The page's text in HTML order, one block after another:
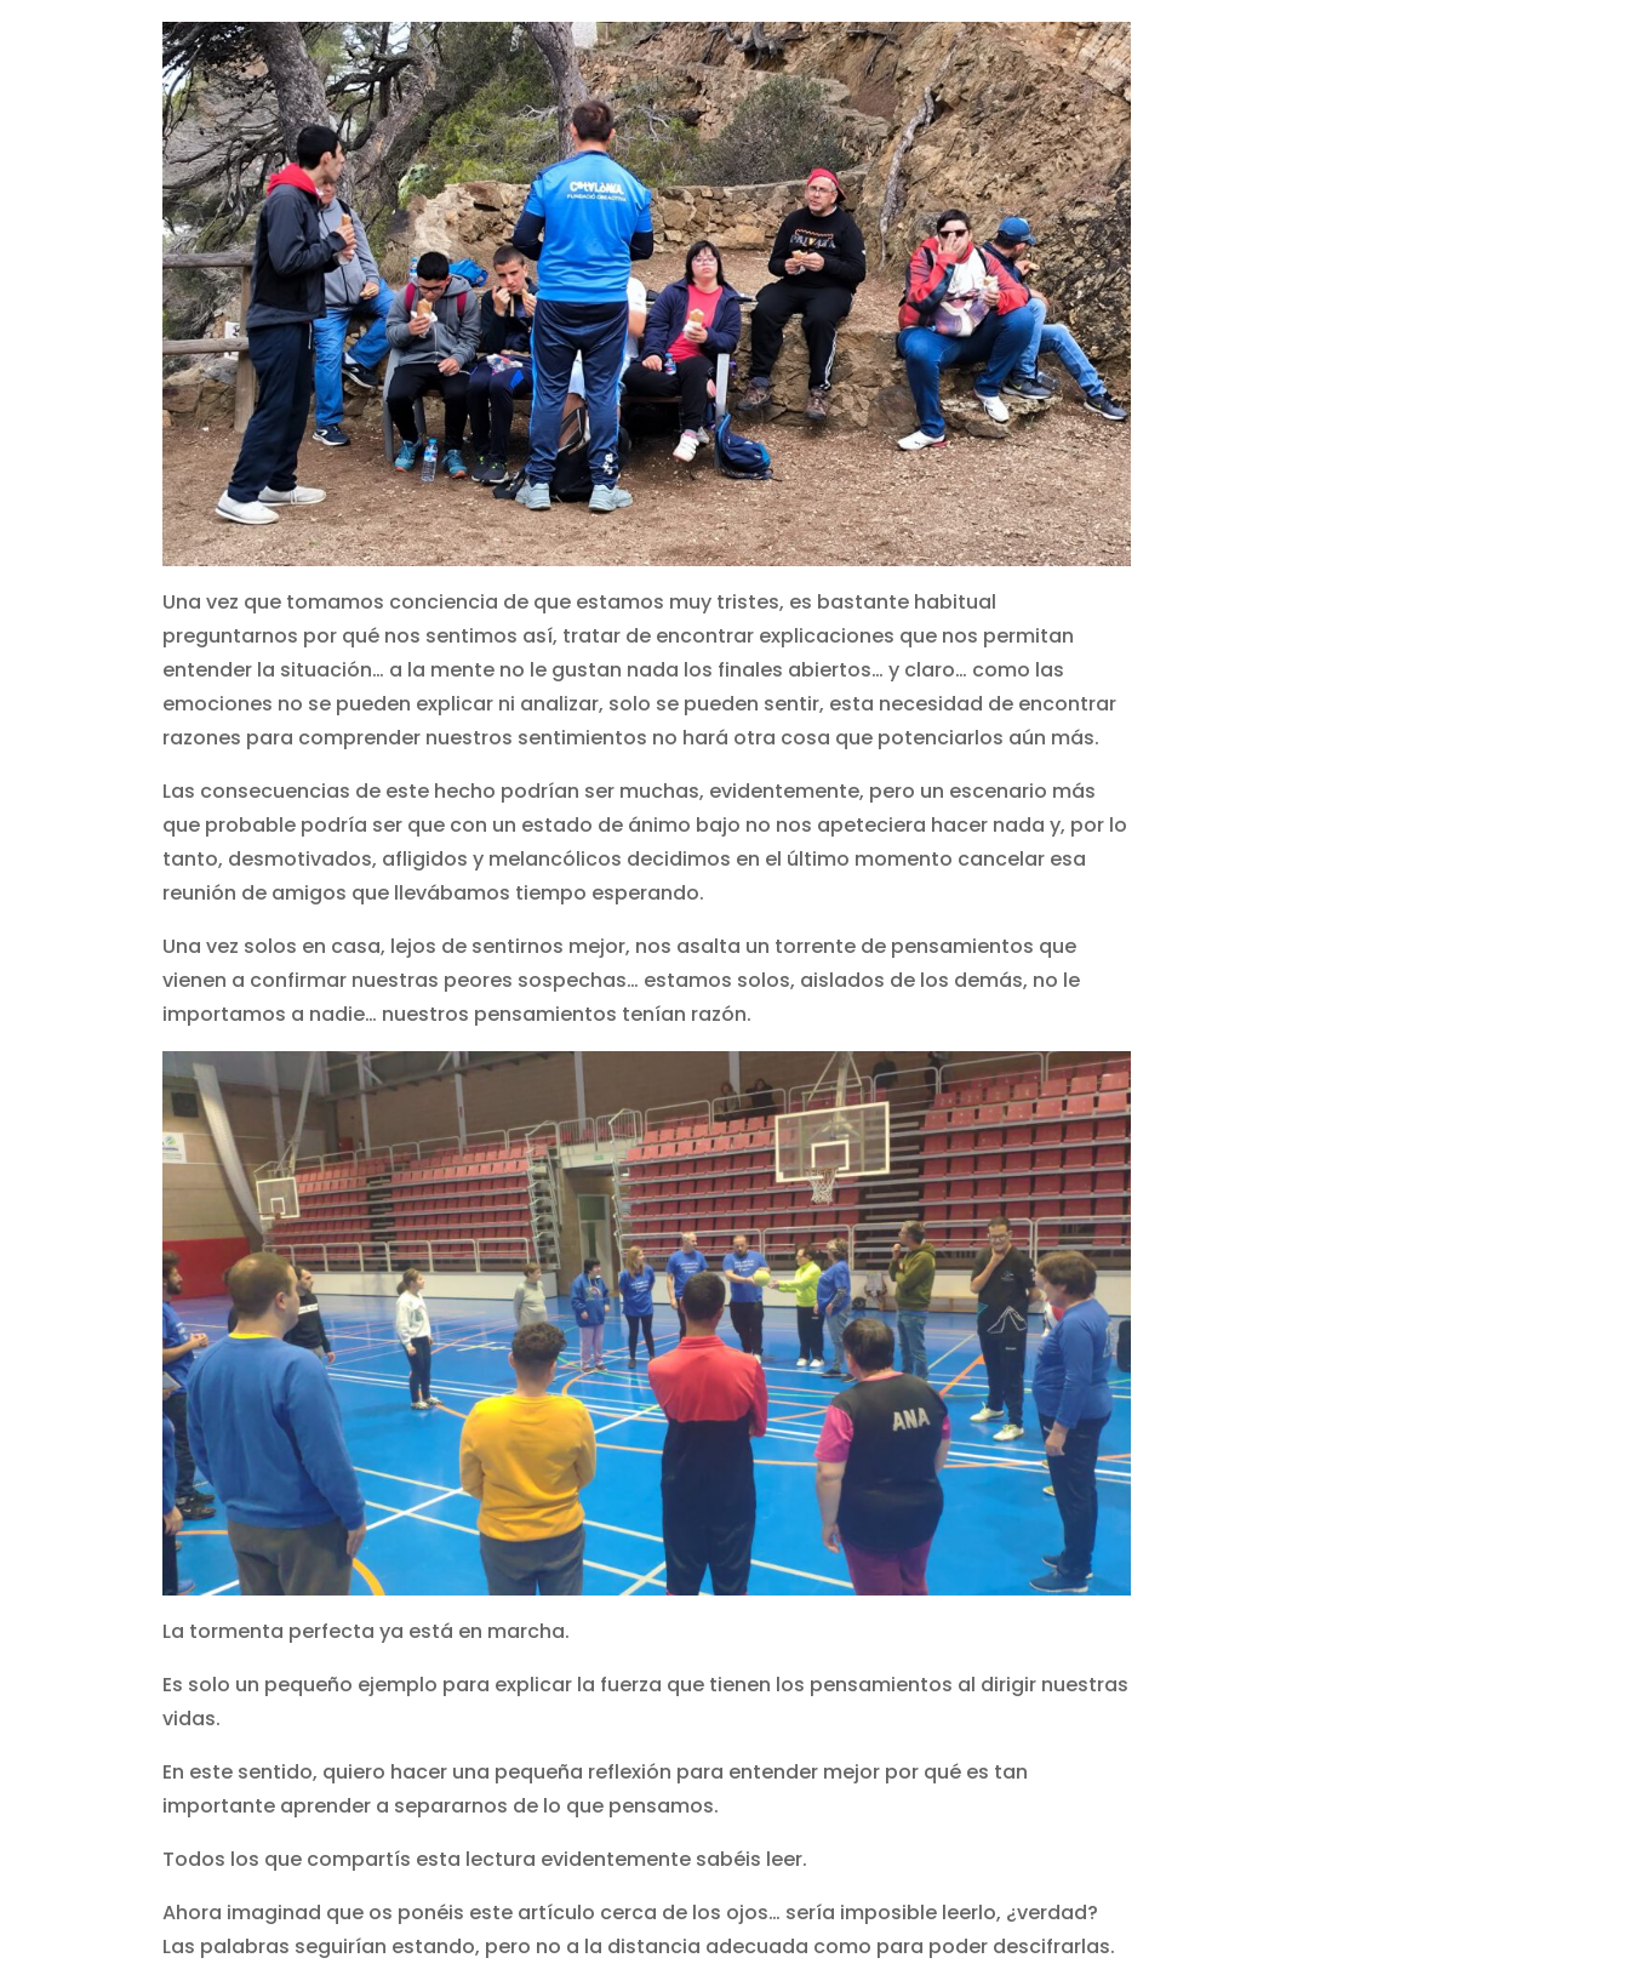
Una vez que tomamos conciencia de que estamos muy tristes, es bastante habitual
preguntarnos por qué nos sentimos así, tratar de encontrar explicaciones que nos permitan
entender la situación… a la mente no le gustan nada los finales abiertos… y claro… como las
emociones no se pueden explicar ni analizar, solo se pueden sentir, esta necesidad de encontrar
razones para comprender nuestros sentimientos no hará otra cosa que potenciarlos aún más.
Las consecuencias de este hecho podrían ser muchas, evidentemente, pero un escenario más
que probable podría ser que con un estado de ánimo bajo no nos apeteciera hacer nada y, por lo
tanto, desmotivados, afligidos y melancólicos decidimos en el último momento cancelar esa
reunión de amigos que llevábamos tiempo esperando.
Una vez solos en casa, lejos de sentirnos mejor, nos asalta un torrente de pensamientos que
vienen a confirmar nuestras peores sospechas… estamos solos, aislados de los demás, no le
importamos a nadie… nuestros pensamientos tenían razón.
La tormenta perfecta ya está en marcha.
Es solo un pequeño ejemplo para explicar la fuerza que tienen los pensamientos al dirigir nuestras
vidas.
En este sentido, quiero hacer una pequeña reflexión para entender mejor por qué es tan
importante aprender a separarnos de lo que pensamos.
Todos los que compartís esta lectura evidentemente sabéis leer.
Ahora imaginad que os ponéis este artículo cerca de los ojos… sería imposible leerlo, ¿verdad?
Las palabras seguirían estando, pero no a la distancia adecuada como para poder descifrarlas.